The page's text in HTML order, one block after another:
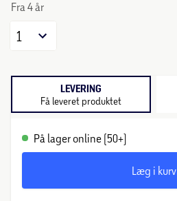
Fra 4 år
1
LEVERING
Få leveret produktet
På lager online (50+)
Læg i kurv